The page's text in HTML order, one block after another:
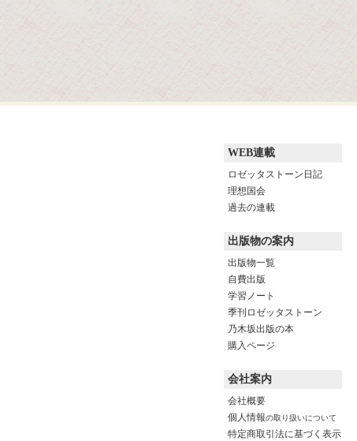
WEB連載
ロゼッタストーン日記
理想国会
過去の連載
出版物の案内
出版物一覧
自費出版
学習ノート
季刊ロゼッタストーン
乃木坂出版の本
購入ページ
会社案内
会社概要
個人情報の取り扱いについて
特定商取引法に基づく表示